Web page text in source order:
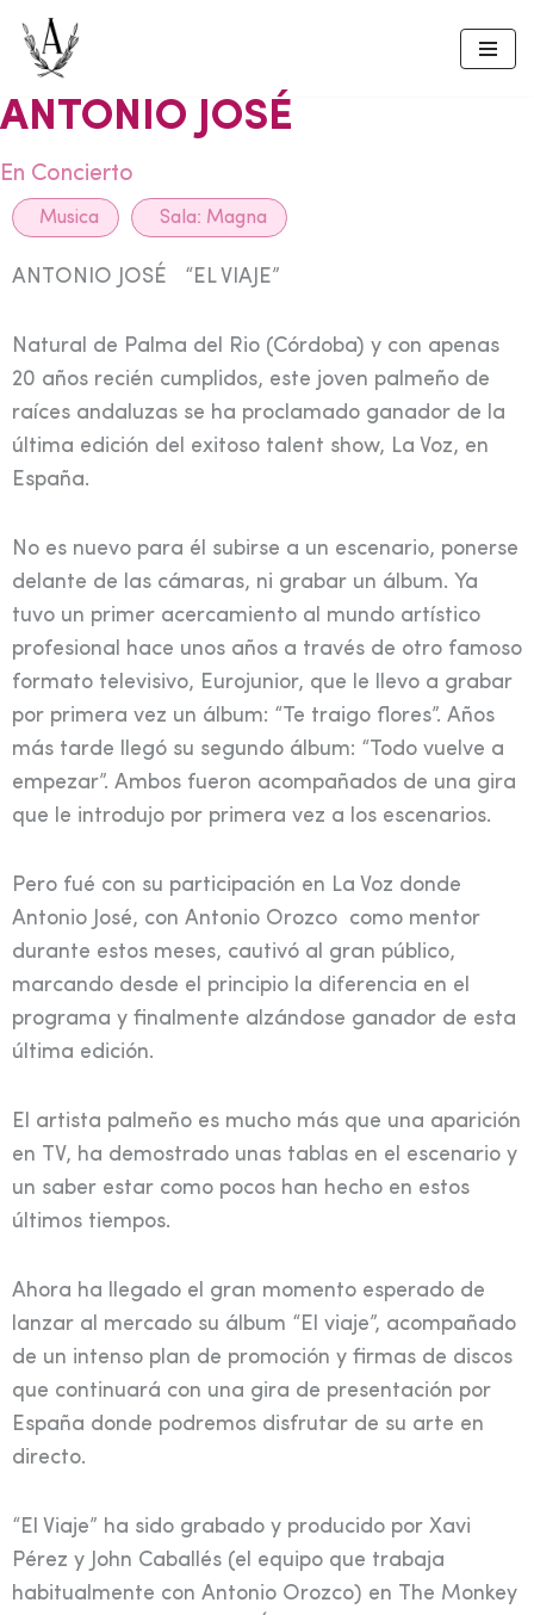
Skip
to
content
ANTONIO JOSÉ
En Concierto
Musica Sala: Magna
ANTONIO JOSÉ “EL VIAJE”
Natural de Palma del Rio (Córdoba) y con apenas
20 años recién cumplidos, este joven palmeño de
raíces andaluzas se ha proclamado ganador de la
última edición del exitoso talent show, La Voz, en
España.
No es nuevo para él subirse a un escenario, ponerse
delante de las cámaras, ni grabar un álbum. Ya
tuvo un primer acercamiento al mundo artístico
profesional hace unos años a través de otro famoso
formato televisivo, Eurojunior, que le llevo a grabar
por primera vez un álbum: “Te traigo flores”. Años
más tarde llegó su segundo álbum: “Todo vuelve a
empezar”. Ambos fueron acompañados de una gira
que le introdujo por primera vez a los escenarios.
Pero fué con su participación en La Voz donde
Antonio José, con Antonio Orozco como mentor
durante estos meses, cautivó al gran público,
marcando desde el principio la diferencia en el
programa y finalmente alzándose ganador de esta
última edición.
El artista palmeño es mucho más que una aparición
en TV, ha demostrado unas tablas en el escenario y
un saber estar como pocos han hecho en estos
últimos tiempos.
Ahora ha llegado el gran momento esperado de
lanzar al mercado su álbum “El viaje”, acompañado
de un intenso plan de promoción y firmas de discos
que continuará con una gira de presentación por
España donde podremos disfrutar de su arte en
directo.
“El Viaje” ha sido grabado y producido por Xavi
Pérez y John Caballés (el equipo que trabaja
habitualmente con Antonio Orozco) en The Monkey